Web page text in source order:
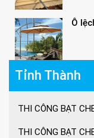
Tỉnh Thành
THI CÔNG BẠT
THI CÔNG BẠT